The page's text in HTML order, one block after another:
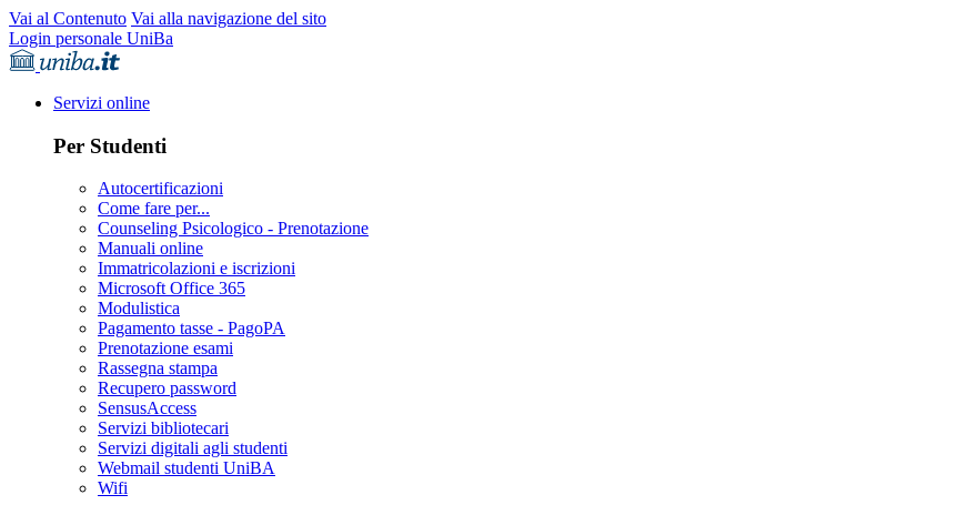
Vai al Contenuto Vai alla navigazione del sito
Login personale UniBa
Servizi online
Per Studenti
Autocertificazioni
Come fare per...
Counseling Psicologico - Prenotazione
Manuali online
Immatricolazioni e iscrizioni
Microsoft Office 365
Modulistica
Pagamento tasse - PagoPA
Prenotazione esami
Rassegna stampa
Recupero password
SensusAccess
Servizi bibliotecari
Servizi digitali agli studenti
Webmail studenti UniBA
Wifi